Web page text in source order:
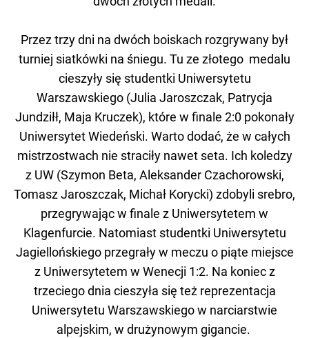
Przez trzy dni na dwóch boiskach rozgrywany był
turniej siatkówki na śniegu. Tu ze złotego medalu
cieszyły się studentki Uniwersytetu
Warszawskiego (Julia Jaroszczak, Patrycja
Jundziłł, Maja Kruczek), które w finale 2:0 pokonały
Uniwersytet Wiedeński. Warto dodać, że w całych
mistrzostwach nie straciły nawet seta. Ich koledzy
z UW (Szymon Beta, Aleksander Czachorowski,
Tomasz Jaroszczak, Michał Korycki) zdobyli srebro,
przegrywając w finale z Uniwersytetem w
Klagenfurcie. Natomiast studentki Uniwersytetu
Jagiellońskiego przegrały w meczu o piąte miejsce
z Uniwersytetem w Wenecji 1:2. Na koniec z
trzeciego dnia cieszyła się też reprezentacja
Uniwersytetu Warszawskiego w narciarstwie
alpejskim, w drużynowym gigancie.